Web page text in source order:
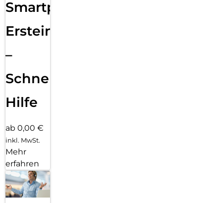
Smartphone
Ersteinrichtung
–
Schnelle
Hilfe
ab 0,00 €
inkl. MwSt.
Mehr
erfahren